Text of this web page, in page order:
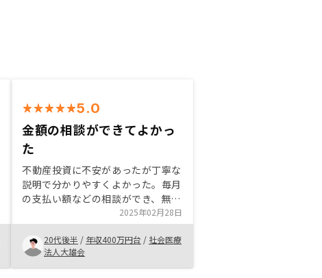
5.0
金額の相談ができてよかっ
た
不動産投資に不安があったが丁寧な
説明で分かりやすくよかった。毎月
の支払い額などの相談ができ、無理
のない範囲で始めることができたの
でよかった。担当者の連絡頻度も自
分にはちょうど良く感じた。また相
談しやすい雰囲気で良かった。
2025年02月28日
20代後半 / 年収400万円台 / 社会医療
法人大雄会